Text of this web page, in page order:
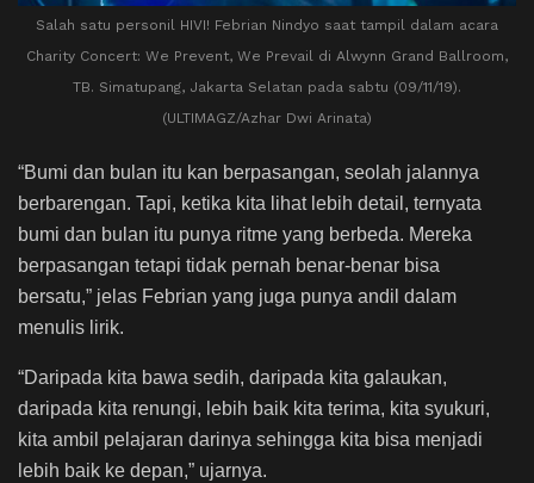
Salah satu personil HIVI! Febrian Nindyo saat tampil dalam acara
Charity Concert: We Prevent, We Prevail di Alwynn Grand Ballroom,
TB. Simatupang, Jakarta Selatan pada sabtu (09/11/19).
(ULTIMAGZ/Azhar Dwi Arinata)
“Bumi dan bulan itu kan berpasangan, seolah jalannya
berbarengan. Tapi, ketika kita lihat lebih detail, ternyata
bumi dan bulan itu punya ritme yang berbeda. Mereka
berpasangan tetapi tidak pernah benar-benar bisa
bersatu,” jelas Febrian yang juga punya andil dalam
menulis lirik.
“Daripada kita bawa sedih, daripada kita galaukan,
daripada kita renungi, lebih baik kita terima, kita syukuri,
kita ambil pelajaran darinya sehingga kita bisa menjadi
lebih baik ke depan,” ujarnya.